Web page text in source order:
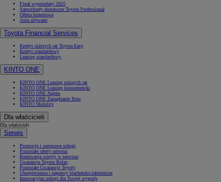
Finał wyprzedaży 2025
Samochody dostawcze Toyota Professional
Oferta biznesowa
Auta używane
Toyota Financial Services
Kredyt niższych rat Toyota Easy
Kredyt standardowy
Leasing standardowy
KINTO ONE
KINTO ONE Leasing niższych rat
KINTO ONE Leasing konsumencki
KINTO ONE Najem
KINTO ONE Zarządzanie flotą
KINTO Mobility
Dla właścicieli
Dla właścicieli
Serwis
Promocje i sezonowe usługi
Pozostałe oferty serwisu
Rezerwacja wizyty w serwisie
Gwarancja Toyota Relax
Pozostałe Gwarancje Toyoty
Ubezpieczenia i naprawy blacharsko-lakiernicze
Innowacyjne usługi dla Twojej wygody